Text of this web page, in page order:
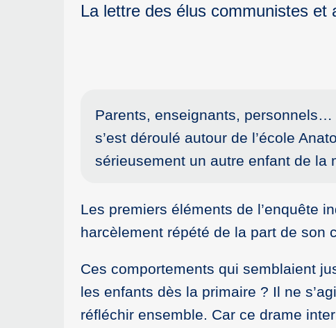
La lettre des élus communistes et
Parents, enseignants,
s’est déroulé autour de l’école
sérieusement un autre enfant de la
Les premiers éléments de l’enquête
harcèlement répété de la part de son
Ces comportements qui semblaient
les enfants dès la primaire ? Il ne
réfléchir ensemble. Car ce drame